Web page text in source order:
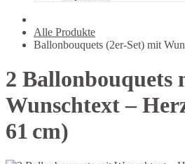
Alle Produkte
Ballonbouquets (2er-Set) mit
2 Ballonbouquets
Wunschtext –
61 cm)